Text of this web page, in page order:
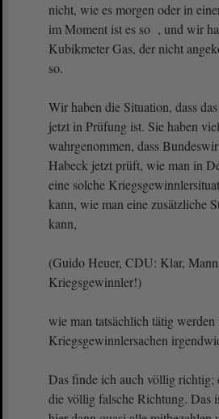
nicht, wie es morgen oder in
im Moment ist es so , und wir
Kubikmeter Gas, der nicht
so.
Wir haben die Situation, dass
jetzt in Prüfung ist. Sie haben
wahrgenommen, dass
Habeck jetzt prüft, wie man in
eine solche
kann, wie man eine zusätzliche
kann,
(Guido Heuer, CDU: Klar,
Kriegsgewinnler!)
wie man tatsächlich tätig
Kriegsgewinnlersachen
Das finde ich auch völlig richtig;
die völlig falsche Richtung. Das